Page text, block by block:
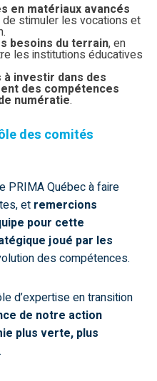
en matériaux avancés
de stimuler les vocations et
besoins du terrain, en
les institutions éducatives
investir dans des
des compétences
numératie.
des comités
PRIMA Québec à faire
et remercions
pour cette
joué par les
des compétences.
d’expertise en transition
de notre action
plus verte, plus
.